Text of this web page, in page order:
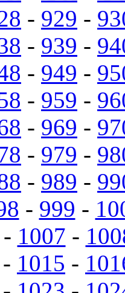
- 929 -
- 939 -
- 949 -
- 959 -
- 969 -
- 979 -
- 989 -
- 999 -
- 1007 -
- 1015 -